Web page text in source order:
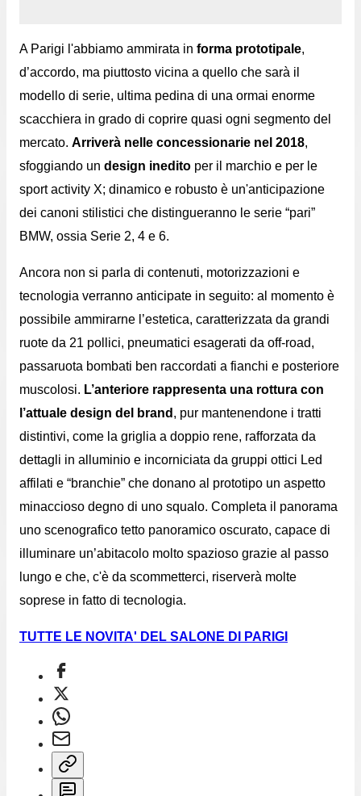
A Parigi l'abbiamo ammirata in forma prototipale,
d’accordo, ma piuttosto vicina a quello che sarà il
modello di serie, ultima pedina di una ormai enorme
scacchiera in grado di coprire quasi ogni segmento del
mercato. Arriverà nelle concessionarie nel 2018,
sfoggiando un design inedito per il marchio e per le
sport activity X; dinamico e robusto è un'anticipazione
dei canoni stilistici che distingueranno le serie “pari”
BMW, ossia Serie 2, 4 e 6.
Ancora non si parla di contenuti, motorizzazioni e
tecnologia verranno anticipate in seguito: al momento è
possibile ammirarne l’estetica, caratterizzata da grandi
ruote da 21 pollici, pneumatici esagerati da off-road,
passaruota bombati ben raccordati a fianchi e posteriore
muscolosi. L’anteriore rappresenta una rottura con
l’attuale design del brand , pur mantenendone i tratti
distintivi, come la griglia a doppio rene, rafforzata da
dettagli in alluminio e incorniciata da gruppi ottici Led
affilati e “branchie” che donano al prototipo un aspetto
minaccioso degno di uno squalo. Completa il panorama
uno scenografico tetto panoramico oscurato, capace di
illuminare un’abitacolo molto spazioso grazie al passo
lungo e che, c'è da scommetterci, riserverà molte
soprese in fatto di tecnologia.
TUTTE LE NOVITA' DEL SALONE DI PARIGI